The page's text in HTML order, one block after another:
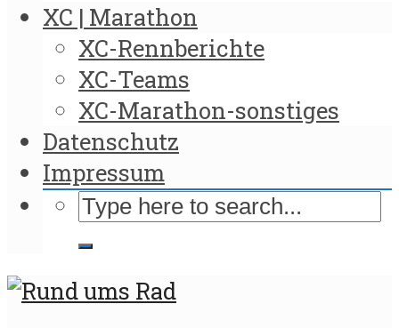
XC | Marathon
XC-Rennberichte
XC-Teams
XC-Marathon-sonstiges
Datenschutz
Impressum